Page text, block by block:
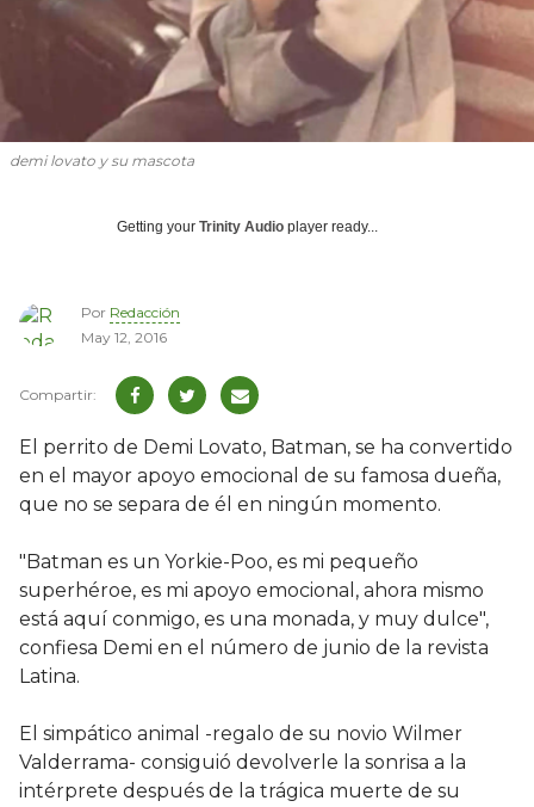
demi lovato y su mascota
Getting your Trinity Audio player ready...
Por Redacción
May 12, 2016
El perrito de Demi Lovato, Batman, se ha convertido
en el mayor apoyo emocional de su famosa dueña,
que no se separa de él en ningún momento.
"Batman es un Yorkie-Poo, es mi pequeño
superhéroe, es mi apoyo emocional, ahora mismo
está aquí conmigo, es una monada, y muy dulce",
confiesa Demi en el número de junio de la revista
Latina.
El simpático animal -regalo de su novio Wilmer
Valderrama- consiguió devolverle la sonrisa a la
intérprete después de la trágica muerte de su